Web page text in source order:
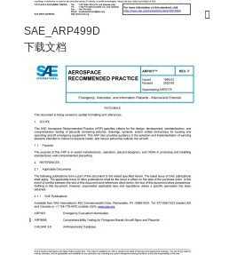

SAE_ARP499D
下载文档